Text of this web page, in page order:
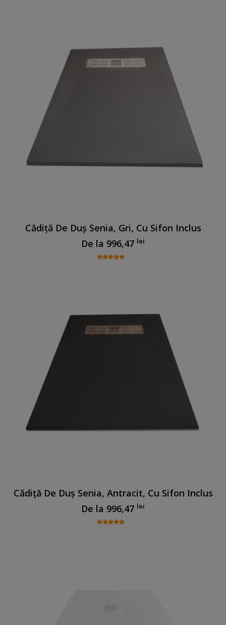
Cădiță De Duș Senia, Gri, Cu Sifon Inclus
De la 996,47 lei
Cădiță De Duș Senia, Antracit, Cu Sifon Inclus
De la 996,47 lei